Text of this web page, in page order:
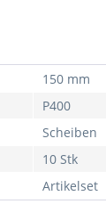
150 mm
P400
Scheiben
10 Stk
Artikelset